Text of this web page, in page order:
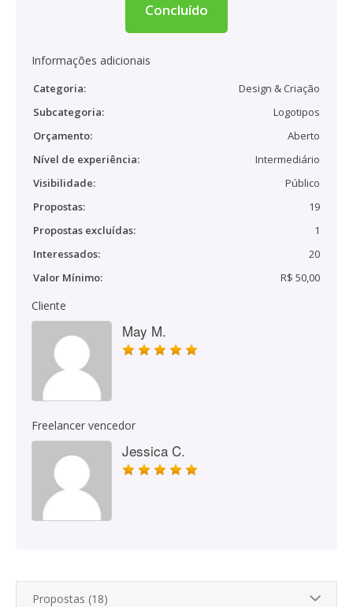
Concluído
Informações adicionais
Categoria:
Design & Criação
Subcategoria:
Logotipos
Orçamento:
Aberto
Nível de experiência:
Intermediário
Visibilidade:
Público
Propostas:
19
Propostas excluídas:
1
Interessados:
20
Valor Mínimo:
R$ 50,00
Cliente
May M.
Freelancer vencedor
Jessica C.
Propostas (18)